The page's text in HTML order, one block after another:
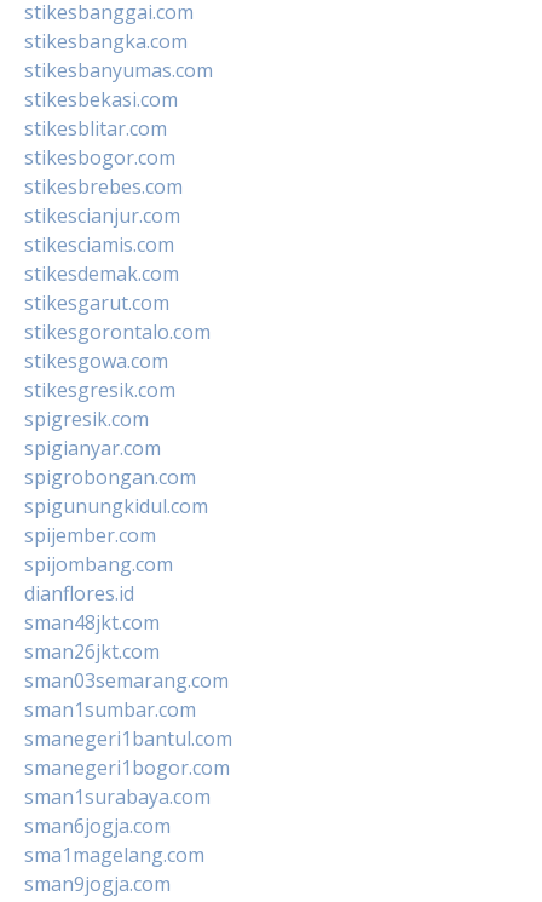
stikesbanggai.com
stikesbangka.com
stikesbanyumas.com
stikesbekasi.com
stikesblitar.com
stikesbogor.com
stikesbrebes.com
stikescianjur.com
stikesciamis.com
stikesdemak.com
stikesgarut.com
stikesgorontalo.com
stikesgowa.com
stikesgresik.com
spigresik.com
spigianyar.com
spigrobongan.com
spigunungkidul.com
spijember.com
spijombang.com
dianflores.id
sman48jkt.com
sman26jkt.com
sman03semarang.com
sman1sumbar.com
smanegeri1bantul.com
smanegeri1bogor.com
sman1surabaya.com
sman6jogja.com
sma1magelang.com
sman9jogja.com